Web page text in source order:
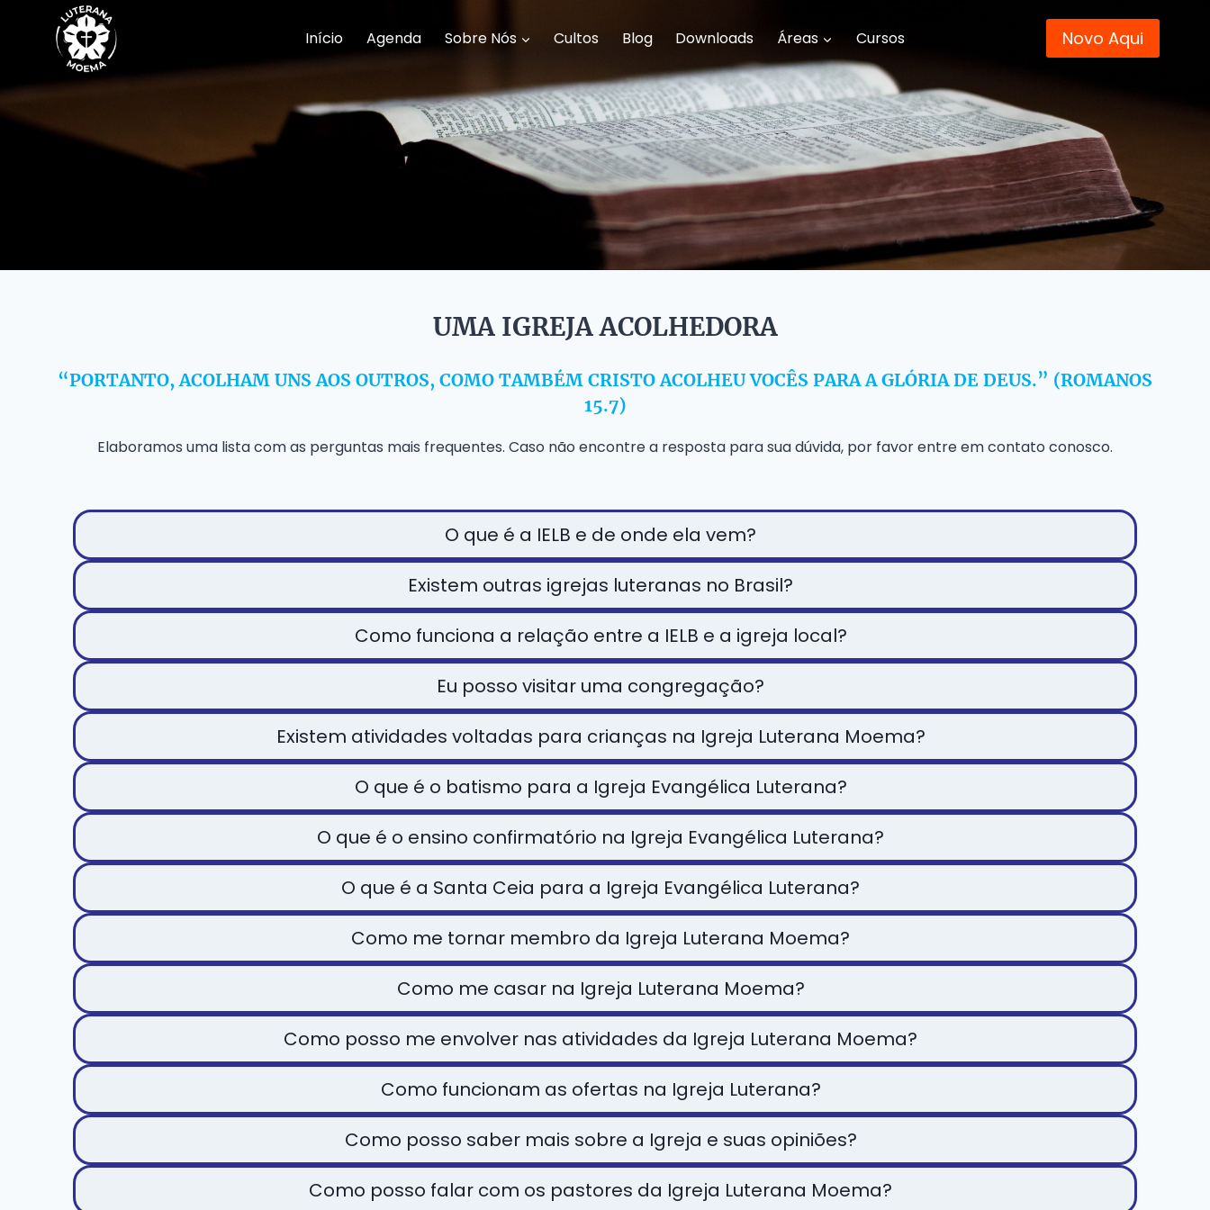
Início Agenda Sobre Nós Cultos Blog Downloads Áreas Cursos Novo Aqui
UMA IGREJA ACOLHEDORA
“PORTANTO, ACOLHAM UNS AOS OUTROS, COMO TAMBÉM CRISTO ACOLHEU VOCÊS PARA A GLÓRIA DE DEUS.” (ROMANOS
15.7)
Elaboramos uma lista com as perguntas mais frequentes. Caso não encontre a resposta para sua dúvida, por favor entre em contato conosco.
O que é a IELB e de onde ela vem?
Existem outras igrejas luteranas no Brasil?
Como funciona a relação entre a IELB e a igreja local?
Eu posso visitar uma congregação?
Existem atividades voltadas para crianças na Igreja Luterana Moema?
O que é o batismo para a Igreja Evangélica Luterana?
O que é o ensino confirmatório na Igreja Evangélica Luterana?
O que é a Santa Ceia para a Igreja Evangélica Luterana?
Como me tornar membro da Igreja Luterana Moema?
Como me casar na Igreja Luterana Moema?
Como posso me envolver nas atividades da Igreja Luterana Moema?
Como funcionam as ofertas na Igreja Luterana?
Como posso saber mais sobre a Igreja e suas opiniões?
Como posso falar com os pastores da Igreja Luterana Moema?